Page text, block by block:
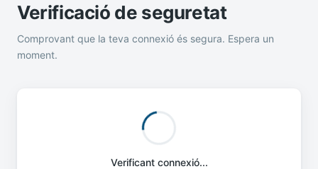
Verificació de seguretat
Comprovant que la teva connexió és segura. Espera un
moment.
Verificant connexió...